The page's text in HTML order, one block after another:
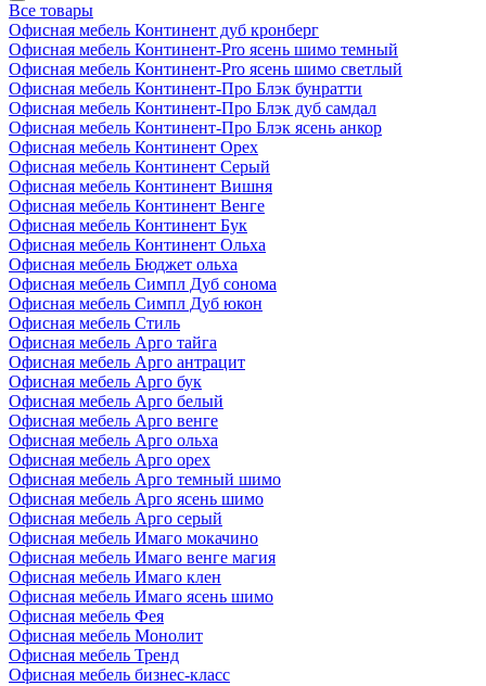
Все товары
Офисная мебель Континент дуб кронберг
Офисная мебель Континент-Pro ясень шимо темный
Офисная мебель Континент-Pro ясень шимо светлый
Офисная мебель Континент-Про Блэк бунратти
Офисная мебель Континент-Про Блэк дуб самдал
Офисная мебель Континент-Про Блэк ясень анкор
Офисная мебель Континент Орех
Офисная мебель Континент Серый
Офисная мебель Континент Вишня
Офисная мебель Континент Венге
Офисная мебель Континент Бук
Офисная мебель Континент Ольха
Офисная мебель Бюджет ольха
Офисная мебель Симпл Дуб сонома
Офисная мебель Симпл Дуб юкон
Офисная мебель Стиль
Офисная мебель Арго тайга
Офисная мебель Арго антрацит
Офисная мебель Арго бук
Офисная мебель Арго белый
Офисная мебель Арго венге
Офисная мебель Арго ольха
Офисная мебель Арго орех
Офисная мебель Арго темный шимо
Офисная мебель Арго ясень шимо
Офисная мебель Арго серый
Офисная мебель Имаго мокачино
Офисная мебель Имаго венге магия
Офисная мебель Имаго клен
Офисная мебель Имаго ясень шимо
Офисная мебель Фея
Офисная мебель Монолит
Офисная мебель Тренд
Офисная мебель бизнес-класс